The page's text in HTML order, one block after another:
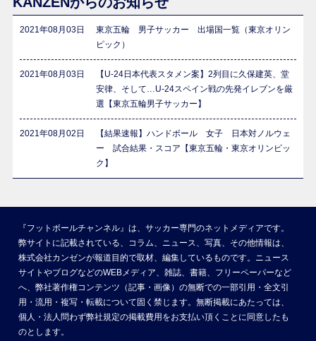
2021年08月03日
東京五輪 男子サッカー 出場国一覧（東京オリン
ピック）
2021年08月03日
【U-24日本代表スタメン案】2列目に久保建英、堂
安律、そして…U-24スペイン戦の先発イレブンを厳
選【東京五輪男子サッカー】
2021年08月02日
【結果速報】ハンドボール 女子 日本対ノルウェ
ー 試合結果・スコア【東京五輪・東京オリンピッ
ク】
『フットボールチャンネル』は、サッカー専門のネットメディアです。
弊サイトに記載されている、コラム、ニュース、写真、その他情報は、
株式会社カンゼンが報道目的で取材、編集しているものです。ニュース
サイトやブログなどのWEBメディア、雑誌、書籍、フリーペーパーなど
へ、弊社著作権コンテンツ（記事・画像）の無断での一部引用・全文引
用・流用・複写・転載について固く禁じます。無断掲載にあたっては、
個人・法人問わず弊社規定の掲載費用をお支払い頂くことに同意したも
のとします。